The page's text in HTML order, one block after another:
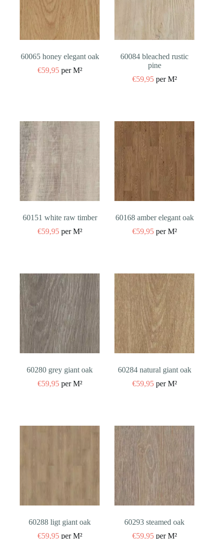
60065 honey elegant oak
€59,95per M²
60084 bleached rustic
pine
€59,95per M²
60151 white raw timber
€59,95per M²
60168 amber elegant oak
€59,95per M²
60280 grey giant oak
€59,95per M²
60284 natural giant oak
€59,95per M²
60288 ligt giant oak
€59,95per M²
60293 steamed oak
€59,95per M²